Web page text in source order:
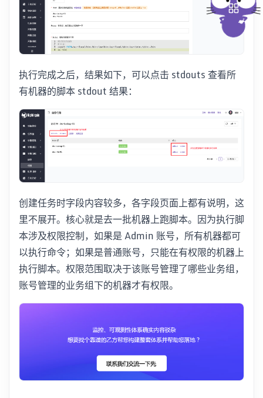
执行完成之后，结果如下，可以点击 stdouts 查看所
有机器的脚本 stdout 结果：
创建任务时字段内容较多，各字段页面上都有说明，这
里不展开。核心就是去一批机器上跑脚本。因为执行脚
本涉及权限控制，如果是 Admin 账号，所有机器都可
以执行命令；如果是普通账号，只能在有权限的机器上
执行脚本。权限范围取决于该账号管理了哪些业务组，
账号管理的业务组下的机器才有权限。